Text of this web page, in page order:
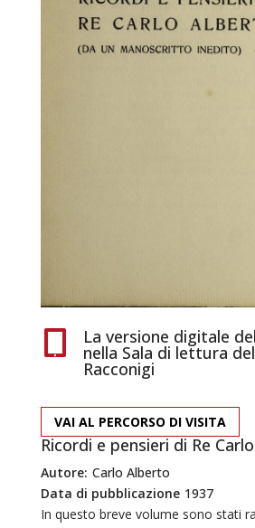
La versione digitale
nella Sala di lettura
Racconigi
VAI AL PERCORSO DI VISITA
Ricordi e pensieri di Re
Autore: Carlo Alberto
Data di pubblicazione 1937
In questo breve volume sono stati